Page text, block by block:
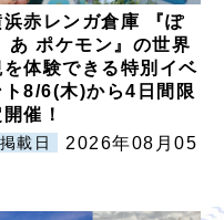
浜赤レンガ倉庫 『ぽ
あ ポケモン』の世界
を体験できる特別イベ
ト8/6(木)から4日間限
催！
掲載日
2026年08月05